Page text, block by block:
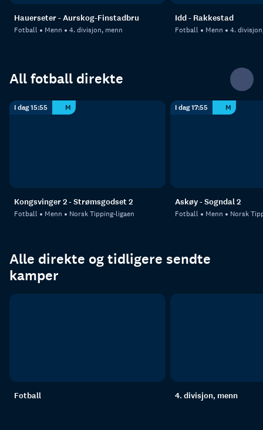
Hauerseter - Aurskog-Finstadbru
Fotball Menn 4. divisjon, menn
Idd - Rakkestad
Fotball Menn 4.
All fotball direkte
I dag 15:55 M
Kongsvinger 2 - Strømsgodset 2
Fotball Menn Norsk Tipping-ligaen
I dag 17:55 M
Askøy - Sogndal 2
Fotball Menn Norsk
Alle direkte og tidligere sendte
kamper
Fotball 4. divisjon, menn